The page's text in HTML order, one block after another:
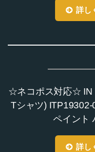
詳し
☆ネコポス対応☆ IN
Tシャツ)
ペイント
詳し